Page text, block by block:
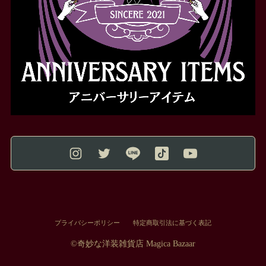
プライバシーポリシー 特定商取引法に基づく表記
©︎奇妙な洋装雑貨店 Magica Bazaar